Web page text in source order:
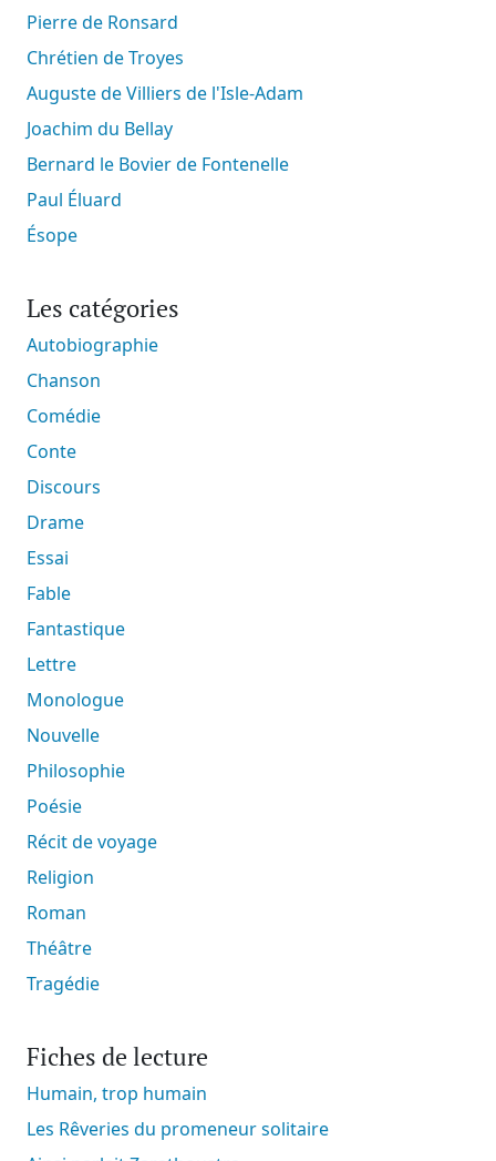
Pierre de Ronsard
Chrétien de Troyes
Auguste de Villiers de l'Isle-Adam
Joachim du Bellay
Bernard le Bovier de Fontenelle
Paul Éluard
Ésope
Les catégories
Autobiographie
Chanson
Comédie
Conte
Discours
Drame
Essai
Fable
Fantastique
Lettre
Monologue
Nouvelle
Philosophie
Poésie
Récit de voyage
Religion
Roman
Théâtre
Tragédie
Fiches de lecture
Humain, trop humain
Les Rêveries du promeneur solitaire